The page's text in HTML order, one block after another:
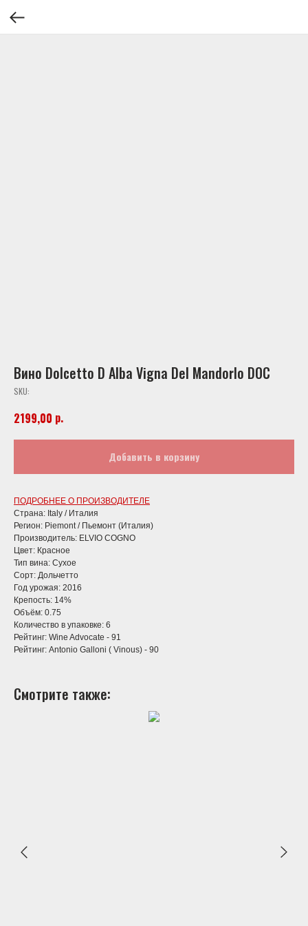
Вино Dolcetto D Alba Vigna Del Mandorlo DOC
SKU:
2199,00 р.
Добавить в корзину
ПОДРОБНЕЕ О ПРОИЗВОДИТЕЛЕ
Страна: Italy / Италия
Регион: Piemont / Пьемонт (Италия)
Производитель: ELVIO COGNO
Цвет: Красное
Тип вина: Сухое
Сорт: Дольчетто
Год урожая: 2016
Крепость: 14%
Объём: 0.75
Количество в упаковке: 6
Рейтинг: Wine Advocate - 91
Рейтинг: Antonio Galloni ( Vinous) - 90
Смотрите также: